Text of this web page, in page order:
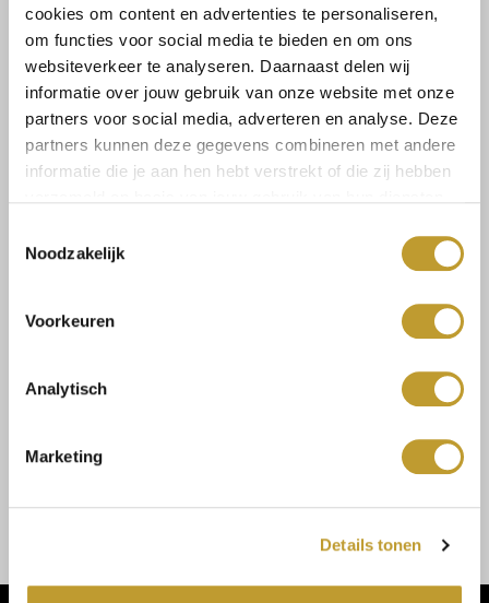
cookies om content en advertenties te personaliseren,
om functies voor social media te bieden en om ons
websiteverkeer te analyseren. Daarnaast delen wij
informatie over jouw gebruik van onze website met onze
partners voor social media, adverteren en analyse. Deze
partners kunnen deze gegevens combineren met andere
informatie die je aan hen hebt verstrekt of die zij hebben
Noodzakelijk
Voorkeuren
Analytisch
Marketing
Details tonen
JOSH V
Saar satin bustier top
€39,99
JOSH V
Nicoline bikini bottom
cream black
€39,99
glitter